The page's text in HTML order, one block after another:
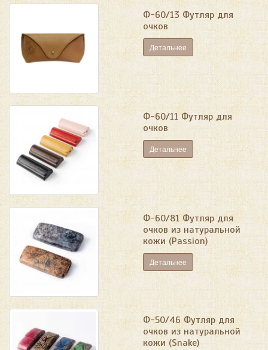
Ф-60/13 Футляр для
очков
Детальнее
Ф-60/11 Футляр для
очков
Детальнее
Ф-60/81 Футляр для
очков из натуральной
кожи (Passion)
Детальнее
Ф-50/46 Футляр для
очков из натуральной
кожи (Snake)